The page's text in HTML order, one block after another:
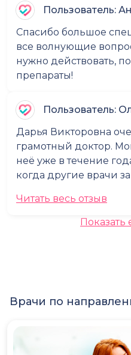
Пользователь:
Спасибо большое
все волнующие
нужно действовать,
препараты!
Пользователь:
Дарья Викторовна
грамотный доктор.
неё уже в течение
когда другие врачи
Читать весь отзыв
Показать
Врачи по